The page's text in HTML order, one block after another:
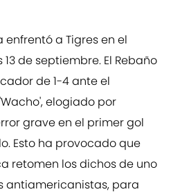
a Tigres en el
de septiembre. El Rebaño
de 1-4 ante el
elogiado por
grave en el primer gol
Esto ha provocado que
retomen los dichos de uno
antiamericanistas, para